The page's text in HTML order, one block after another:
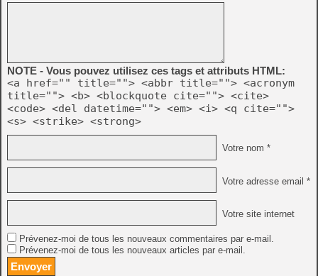
NOTE - Vous pouvez utilisez ces tags et attributs HTML:
<a href="" title=""> <abbr title=""> <acronym
title=""> <b> <blockquote cite=""> <cite>
<code> <del datetime=""> <em> <i> <q cite="">
<s> <strike> <strong>
Votre nom *
Votre adresse email *
Votre site internet
Prévenez-moi de tous les nouveaux commentaires par e-mail.
Prévenez-moi de tous les nouveaux articles par e-mail.